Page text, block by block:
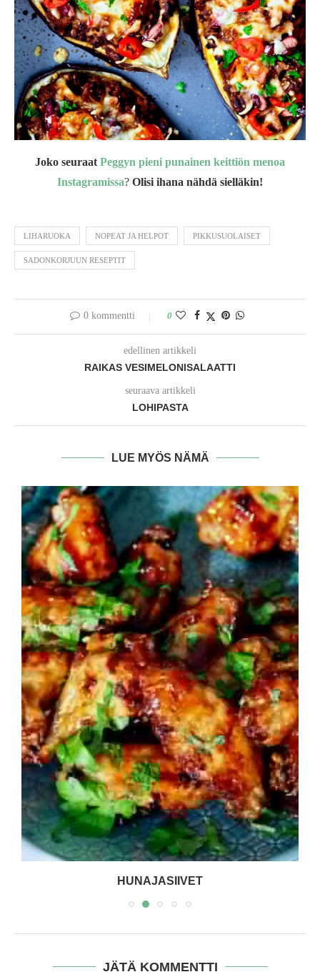
Joko seuraat Peggyn pieni punainen keittiön menoa
Instagramissa? Olisi ihana nähdä sielläkin!
LIHARUOKA NOPEAT JA HELPOT PIKKUSUOLAISET
SADONKORJUUN RESEPTIT
0 kommentti 0
edellinen artikkeli
RAIKAS VESIMELONISALAATTI
seuraava artikkeli
LOHIPASTA
LUE MYÖS NÄMÄ
HUNAJASIIVET
JÄTÄ KOMMENTTI